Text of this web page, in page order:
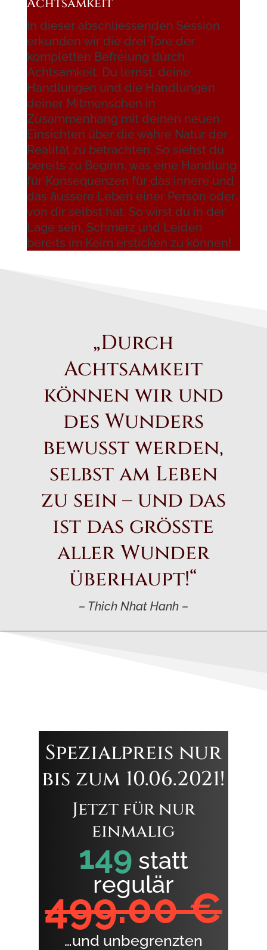
Achtsamkeit
In dieser abschliessenden Session
erkunden wir die drei Tore der
kompletten Befreiung durch
Achtsamkeit. Du lernst, deine
Handlungen und die Handlungen
deiner Mitmenschen in
Zusammenhang mit deinen neuen
Einsichten über die wahre Natur der
Realität zu betrachten. So siehst du
bereits zu Beginn, was eine Handlung
für Konsequenzen für das innere und
das äussere Leben einer Person oder
von dir selbst hat. So wirst du in der
Lage sein, Schmerz und Leiden
bereits im Keim ersticken zu können!
„Durch
Achtsamkeit
können wir und
des Wunders
bewusst werden,
selbst am Leben
zu sein – und das
ist das grösste
aller Wunder
überhaupt!“
– Thich Nhat Hanh –
Spezialpreis nur
bis zum 10.06.2021!
Jetzt für nur
einmalig
149 statt
regulär
499.00 €
…und unbegrenzten